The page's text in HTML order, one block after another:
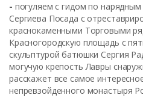
- погуляем с гидом по
Сергиева Посада с
краснокаменными Торговыми
Красногородскую площадь с
скульптурой батюшки Сергия
могучую крепость Лавры
расскажет все самое
непревзойденного монастыря